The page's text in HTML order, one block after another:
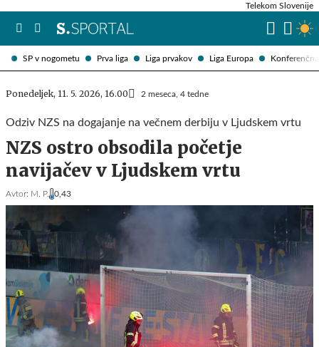
SP v nogometu Prva liga Liga prvakov Liga Europa
Telekom Slovenije
Ponedeljek, 11. 5. 2026, 16.00 2 meseca, 4 tedne
Odziv NZS na dogajanje na večnem derbiju v Ljudskem vrtu
NZS ostro obsodila početje
navijačev v Ljudskem vrtu
Avtor: M. P. 0,43